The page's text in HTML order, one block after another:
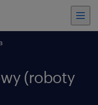
(roboty